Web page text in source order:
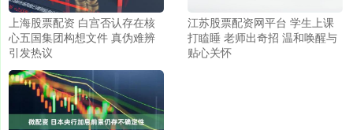
上海股票配资 白宫否认存在核
心五国集团构想文件 真伪难辨
引发热议
江苏股票配资网平台 学生上课
打瞌睡 老师出奇招 温和唤醒与
贴心关怀